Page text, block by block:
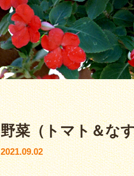
野菜（トマト＆な
2021.09.02